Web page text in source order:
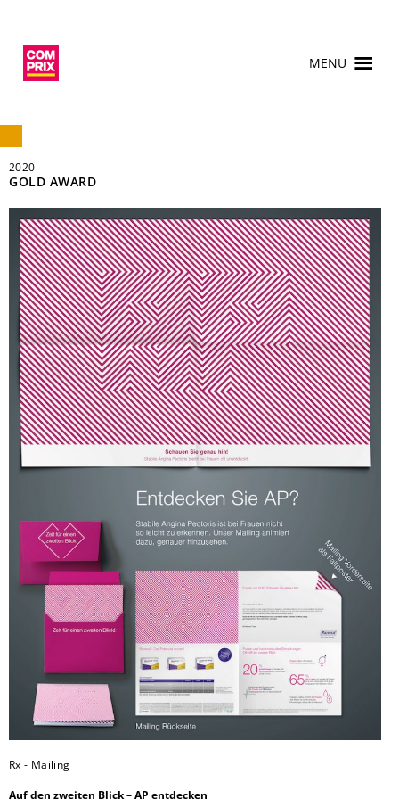
MENU
2020
GOLD AWARD
Rx - Mailing
Auf den zweiten Blick – AP entdecken